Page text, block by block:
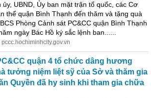
ủy, UBND, Ủy ban mặt trận tổ quốc, các Cơ
thể quận Bình Thạnh đến thăm và tặng quà
Phòng Cảnh sát PC&CC quận Bình Thạnh
ngày Bác Hồ ký sắc lệnh ban......
quận 4 tổ chức dâng hương
tưởng niệm liệt sỹ của Sở và thăm gia
Quyền đã hy sinh khi tham gia chữa